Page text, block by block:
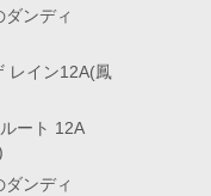
ダンディ
レイン12A(鳳
ート 12A
ダンディ